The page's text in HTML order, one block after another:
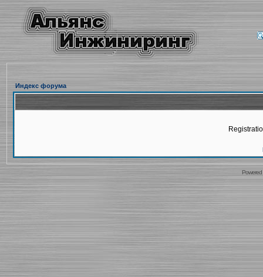
Индекс форума